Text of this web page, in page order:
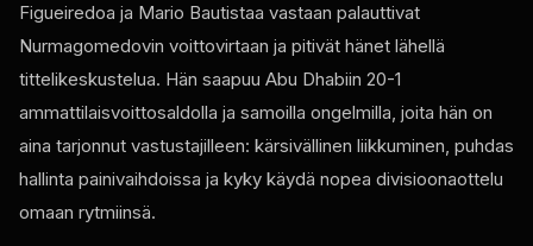
Figueiredoa ja Mario Bautistaa vastaan ​​palauttivat
Nurmagomedovin voittovirtaan ja pitivät hänet lähellä
tittelikeskustelua. Hän saapuu Abu Dhabiin 20-1
ammattilaisvoittosaldolla ja samoilla ongelmilla, joita hän on
aina tarjonnut vastustajilleen: kärsivällinen liikkuminen, puhdas
hallinta painivaihdoissa ja kyky käydä nopea divisioonaottelu
omaan rytmiinsä.